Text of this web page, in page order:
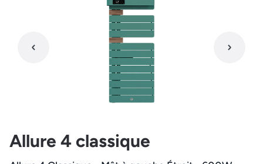
Allure 4 classique